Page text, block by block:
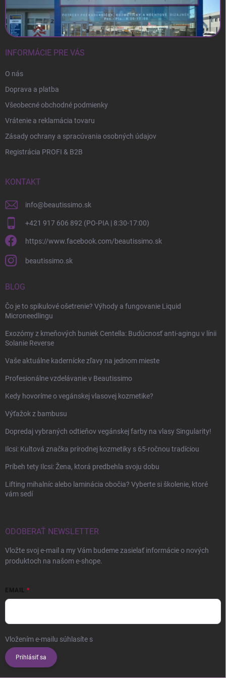
INFORMÁCIE PRE VÁS
O nás
Doprava a platba
Všeobecné obchodné podmienky
Vrátenie a reklamácia tovaru
Zásady ochrany a spracúvania osobných údajov
Registrácia PROFI & B2B
KONTAKT
info@beautissimo.sk
+421 917 606 892 (PO-PIA | 8:30-17:00)
https://www.facebook.com/beautissimo.sk
beautissimo.sk
BLOG
Čo je to spikulové ošetrenie? Výhody a fungovanie Liquid
Microneedlingu
Exozómy z kmeňových buniek Centella: Budúcnosť anti-agingu v línii
Solanie Reverse
Vaše aktuálne kadernícke zľavy na jednom mieste
Profesionálne vzdelávanie v Beautissimo
Kedy hovoríme o vegánskej vlasovej kozmetike?
Výťažok z bambusu
Dopredaj vybraných odtieňov vegánskej farby na vlasy Singularity!
Ilcsi: Kultová značka prírodnej kozmetiky s 65-ročnou tradíciou
Príbeh tety Ilcsi: Žena, ktorá predbehla svoju dobu
Lifting mihalníc alebo laminácia obočia? Vyberte si školenie, ktoré
vám sedí
ODOBERAŤ NEWSLETTER
Vložte svoj e-mail a my Vám budeme zasielať informácie o nových
produktoch na našom e-shope.
EMAIL
Vložením e-mailu súhlasíte s
Prihlásiť sa